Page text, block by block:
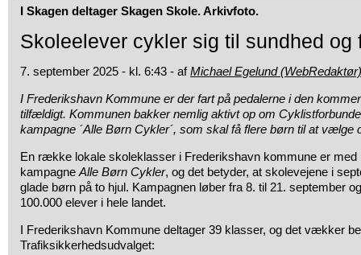
I Skagen deltager Skagen Skole. Arkivfoto.
Skoleelever cykler sig til sundhed
7. september 2025 - kl. 6:43 - afMichael Egelund (WebRedaktør)
I Frederikshavn Kommune er der fart på pedalerne i den
tilfældigt. Kommunen bakker nemlig aktivt op om
kampagne ´Alle Børn Cykler´, som skal få flere børn til at vælge
En række lokale skoleklasser i Frederikshavn kommune er
kampagne Alle Børn Cykler, og det betyder, at skolevejene i
glade børn på to hjul. Kampagnen løber fra 8. til 21. september
100.000 elever i hele landet.
I Frederikshavn Kommune deltager 39 klasser, og det vækker
Trafiksikkerhedsudvalget: